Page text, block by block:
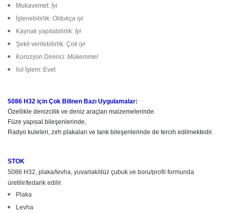
Mukavemet: İyi
İşlenebilirlik: Oldukça iyi
Kaynak yapılabilirlik: İyi
Şekil verilebilirlik: Çok iyi
Korozyon Direnci: Mükemmel
Isıl İşlem: Evet
5086 H32 için Çok Bilinen Bazı Uygulamalar:
Özellikle denizcilik ve deniz araçları malzemelerinde.
Füze yapısal bileşenlerinde,
Radyo kuleleri, zırh plakaları ve tank bileşenlerinde de tercih edilmektedir.
STOK
5086 H32, plaka/levha, yuvarlak/düz çubuk ve boru/profil formunda
üretilir/tedarik edilir.
Plaka
Levha